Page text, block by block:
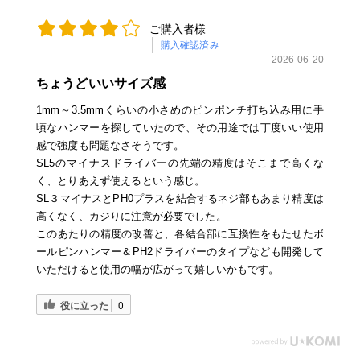
ご購入者様
購入確認済み
2026-06-20
ちょうどいいサイズ感
1mm～3.5mmくらいの小さめのピンポンチ打ち込み用に手
頃なハンマーを探していたので、その用途では丁度いい使用
感で強度も問題なさそうです。
SL5のマイナスドライバーの先端の精度はそこまで高くな
く、とりあえず使えるという感じ。
SL３マイナスとPH0プラスを結合するネジ部もあまり精度は
高くなく、カジりに注意が必要でした。
このあたりの精度の改善と、各結合部に互換性をもたせたボ
ールピンハンマー＆PH2ドライバーのタイプなども開発して
いただけると使用の幅が広がって嬉しいかもです。
役に立った 0